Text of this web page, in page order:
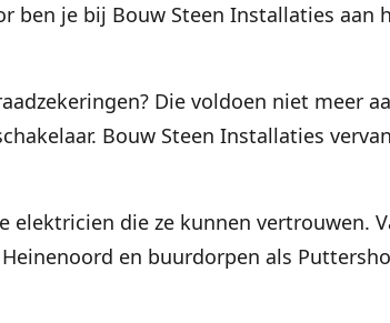
ben je bij Bouw Steen Installaties aan
Die voldoen niet meer
Bouw Steen Installaties
elektricien die ze kunnen vertrouwen.
en buurdorpen als